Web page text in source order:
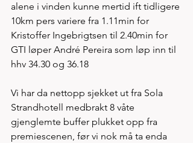
alene i vinden kunne mertid ift tidligere
10km pers variere fra 1.11min for
Kristoffer Ingebrigtsen til 2.40min for
GTI løper André Pereira som løp inn til
hhv 34.30 og 36.18
Vi har da nettopp sjekket ut fra Sola
Strandhotell medbrakt 8 våte
gjenglemte buffer plukket opp fra
premiescenen, før vi nok må ta enda